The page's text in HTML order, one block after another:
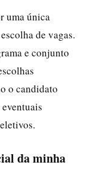
uma única
de vagas.
e conjunto
o candidato
da minha